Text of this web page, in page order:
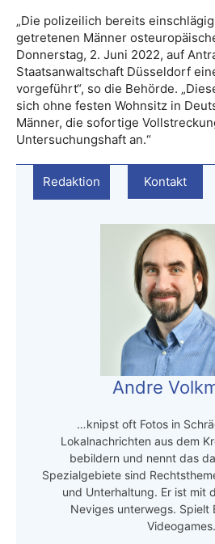
„Die polizeilich bereits
getretenen Männer
Donnerstag, 2. Juni 2022, auf
Staatsanwaltschaft Düsseldorf
vorgeführt“, so die Behörde.
sich ohne festen Wohnsitz in
Männer, die sofortige
Untersuchungshaft an.“
Redaktion Kontakt
Andre
…knipst oft Fotos in
Lokalnachrichten aus dem
bebildern und nennt das
Spezialgebiete sind
und Unterhaltung. Er ist mit
Neviges unterwegs. Spielt
Videogames.